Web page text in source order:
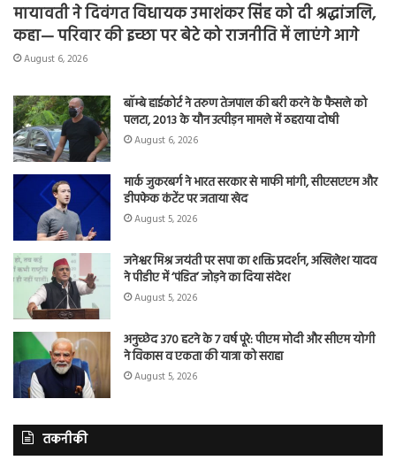
मायावती ने दिवंगत विधायक उमाशंकर सिंह को दी श्रद्धांजलि,
कहा— परिवार की इच्छा पर बेटे को राजनीति में लाएंगे आगे
August 6, 2026
बॉम्बे हाईकोर्ट ने तरुण तेजपाल की बरी करने के फैसले को
पलटा, 2013 के यौन उत्पीड़न मामले में ठहराया दोषी
August 6, 2026
मार्क जुकरबर्ग ने भारत सरकार से माफी मांगी, सीएसएएम और
डीपफेक कंटेंट पर जताया खेद
August 5, 2026
जनेश्वर मिश्र जयंती पर सपा का शक्ति प्रदर्शन, अखिलेश यादव
ने पीडीए में ‘पंडित’ जोड़ने का दिया संदेश
August 5, 2026
अनुच्छेद 370 हटने के 7 वर्ष पूरे: पीएम मोदी और सीएम योगी
ने विकास व एकता की यात्रा को सराहा
August 5, 2026
तकनीकी